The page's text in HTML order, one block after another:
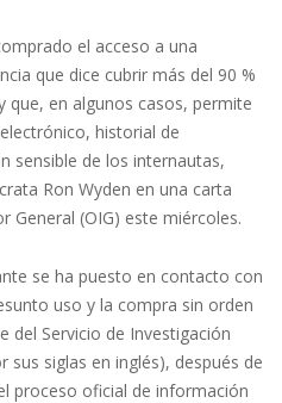
el acceso a una
que dice cubrir más del 90 %
que, en algunos casos, permite
historial de
sensible de los internautas,
Ron Wyden en una carta
General (OIG) este miércoles.
se ha puesto en contacto con
uso y la compra sin orden
del Servicio de Investigación
sus siglas en inglés), después de
proceso oficial de información